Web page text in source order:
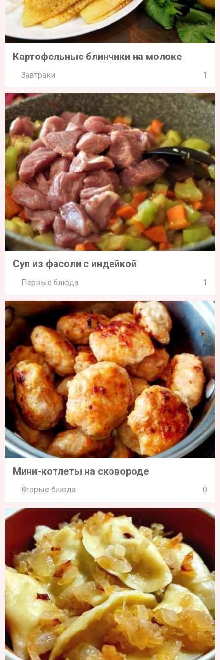
Картофельные блинчики на молоке
Завтраки 1
Суп из фасоли с индейкой
Первые блюда 1
Мини-котлеты на сковороде
Вторые блюда 0